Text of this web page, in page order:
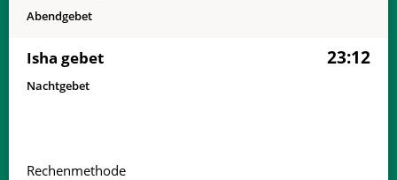
Abendgebet
Isha gebet 23:12
Nachtgebet
Rechenmethode